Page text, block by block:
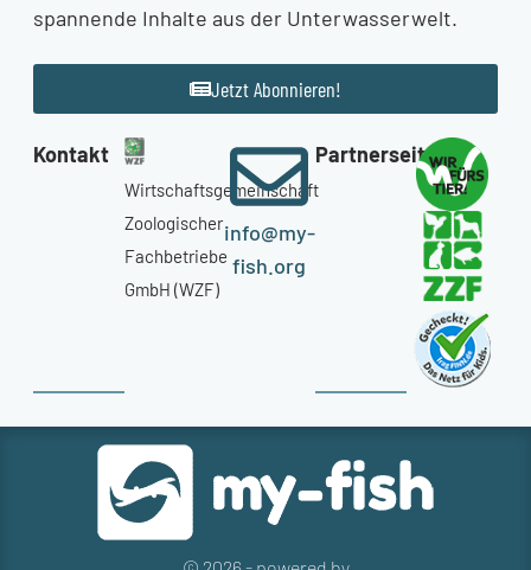
spannende Inhalte aus der Unterwasserwelt.
Jetzt Abonnieren!
Kontakt
Wirtschaftsgemeinschaft
Zoologischer
Fachbetriebe
GmbH (WZF)
info@my-
fish.org
Partnerseiten